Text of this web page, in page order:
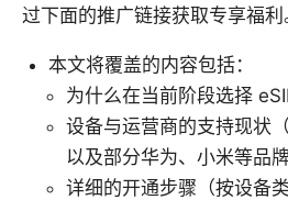
过下面的推广链接获取专享福利
本文将覆盖的内容包括：
为什么在当前阶段选择
设备与运营商的支持现状
以及部分华为、小米等品牌
详细的开通步骤（按设备